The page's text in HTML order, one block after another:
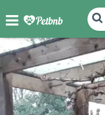
PHOTOS REVIEWS